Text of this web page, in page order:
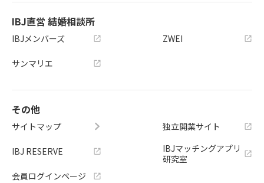
IBJ直営 結婚相談所
IBJメンバーズ
サンマリエ
ZWEI
その他
サイトマップ
IBJ RESERVE
会員ログインページ
独立開業サイト
IBJマッチングアプリ
研究室